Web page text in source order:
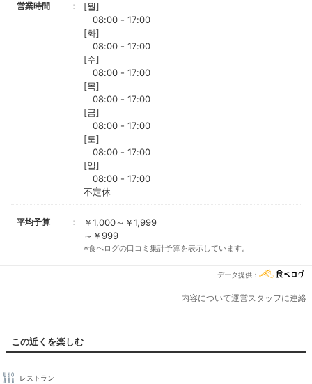
営業時間
[월]
08:00 - 17:00
[화]
08:00 - 17:00
[수]
08:00 - 17:00
[목]
08:00 - 17:00
[금]
08:00 - 17:00
[토]
08:00 - 17:00
[일]
08:00 - 17:00
不定休
平均予算
￥1,000～￥1,999
～￥999
※食べログの口コミ集計予算を表示しています。
データ提供：
内容について運営スタッフに連絡
この近くを楽しむ
レストラン